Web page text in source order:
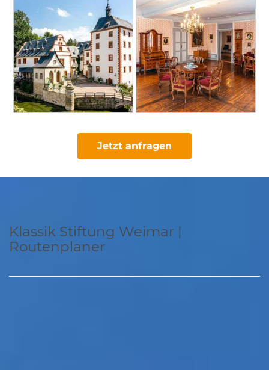
Jetzt anfragen
Klassik Stiftung Weimar |
Routenplaner